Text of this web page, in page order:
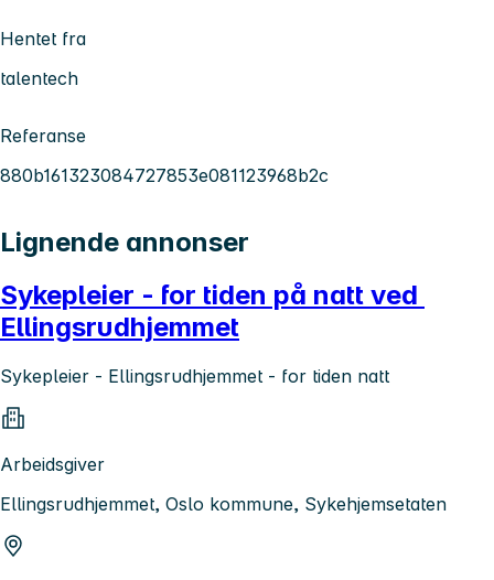
Hentet fra
talentech
Referanse
880b161323084727853e081123968b2c
Lignende annonser
Sykepleier - for tiden på natt ved
Ellingsrudhjemmet
Sykepleier - Ellingsrudhjemmet - for tiden natt
Arbeidsgiver
Ellingsrudhjemmet, Oslo kommune, Sykehjemsetaten